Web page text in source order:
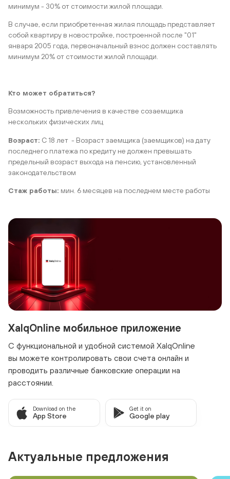
минимум - 30% от стоимости жилой площади.
В случае, если приобретенная жилая площадь представляет
собой квартиру в новостройке, построенной после "01"
января 2005 года, первоначальный взнос должен составлять
минимум 20% от стоимости жилой площади.
Кто может обратиться?
Возможность привлечения в качестве созаемщика
нескольких физических лиц
Возраст: С 18 лет - Возраст заемщика (заемщиков) на дату
последнего платежа по кредиту не должен превышать
предельный возраст выхода на пенсию, установленный
законодательством
Стаж работы: мин. 6 месяцев на последнем месте работы
XalqOnline мобильное приложение
С функциональной и удобной системой XalqOnline
вы можете контролировать свои счета онлайн и
проводить различные банковские операции на
расстоянии.
Download on the
App Store
Get it on
Google play
Актуальные предложения